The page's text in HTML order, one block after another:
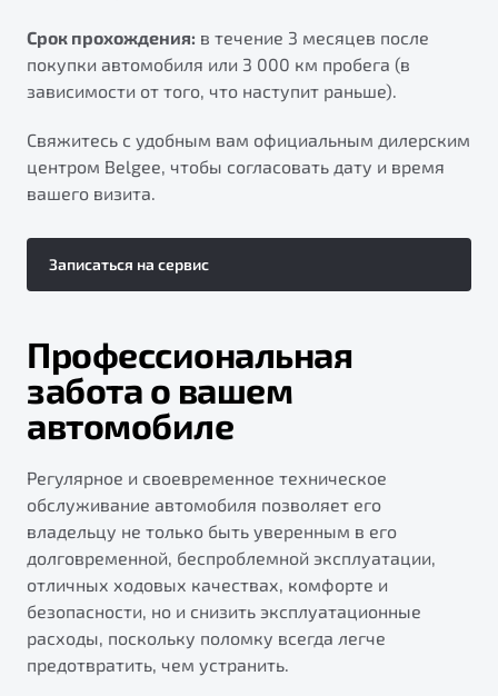
Обзор В наличии
Срок прохождения: в течение 3 месяцев после
покупки автомобиля или 3 000 км пробега (в
зависимости от того, что наступит раньше).
Свяжитесь с удобным вам официальным дилерским
центром Belgee, чтобы согласовать дату и время
вашего визита.
Записаться на сервис
Профессиональная
забота о вашем
автомобиле
Регулярное и своевременное техническое
обслуживание автомобиля позволяет его
владельцу не только быть уверенным в его
долговременной, беспроблемной эксплуатации,
отличных ходовых качествах, комфорте и
безопасности, но и снизить эксплуатационные
расходы, поскольку поломку всегда легче
предотвратить, чем устранить.